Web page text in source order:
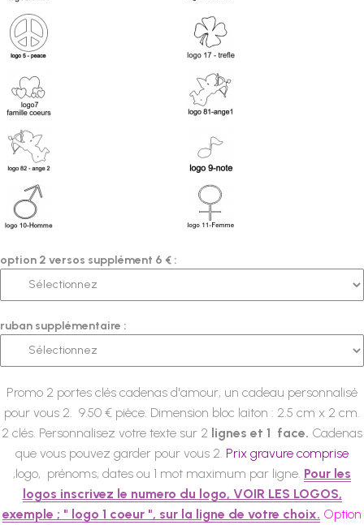
option 2 versos supplément 6 € :
ruban supplémentaire :
Promo 2 portes clés cadenas d'amour, un cadeau personnalisé
pour vous 2. 9.50 € pièce. Dimension bloc laiton : 2.5 cm x 2 cm.
2 clés. Personnalisez votre texte sur 2 lignes et 1 face. Cadenas
que vous pouvez garder pour vous 2. Prix gravure comprise
,logo, prénoms, dates ou 1 mot maximum par ligne. Pour les
logos inscrivez le numero du logo, VOIR LES LOGOS,
exemple ; " logo 1 coeur ", sur la ligne de votre choix. Option